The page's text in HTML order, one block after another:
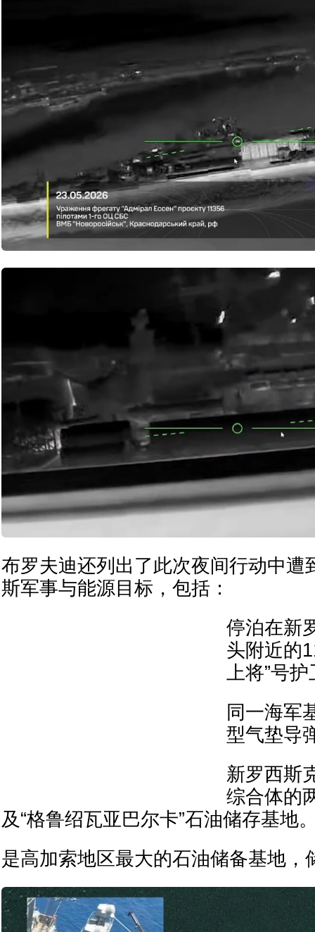
布罗夫迪还列出了此次夜间行动中遭
斯军事与能源目标，包括：
停泊在新
头附近的
上将”号
同一海军
型气垫导
新罗西斯
综合体的
及“格鲁绍瓦亚巴尔卡”石油储存基地
是高加索地区最大的石油储备基地，